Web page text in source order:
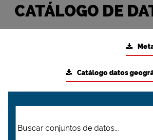
CATÁLOGO DE
Catálogo datos